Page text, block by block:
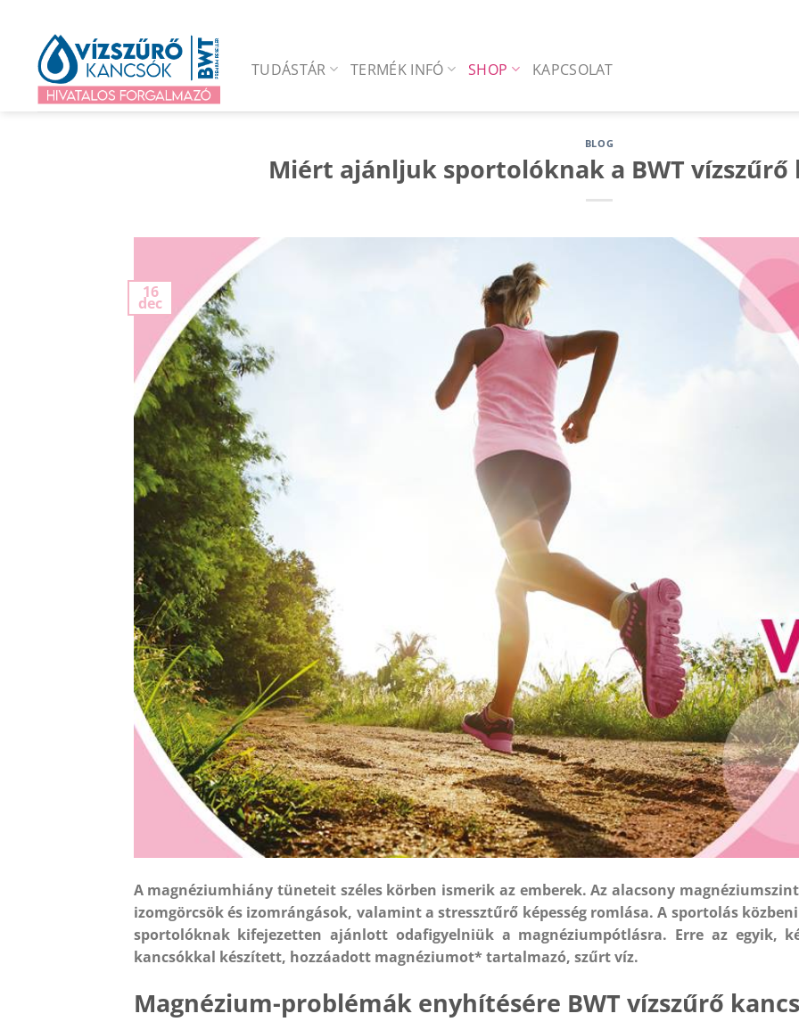
content
TUDÁSTÁR TERMÉK INFÓ SHOP KAPCSOLAT
BLOG
Miért ajánljuk sportolóknak a BWT vízszűrő
16
dec
A magnéziumhiány tüneteit széles körben ismerik az emberek. Az alacsony
izomgörcsök és izomrángások, valamint a stressztűrő képesség romlása. A sportolás
sportolóknak kifejezetten ajánlott odafigyelniük a magnéziumpótlásra. Erre az egyik,
kancsókkal készített, hozzáadott magnéziumot* tartalmazó, szűrt víz.
Magnézium-problémák enyhítésére BWT vízszűrő